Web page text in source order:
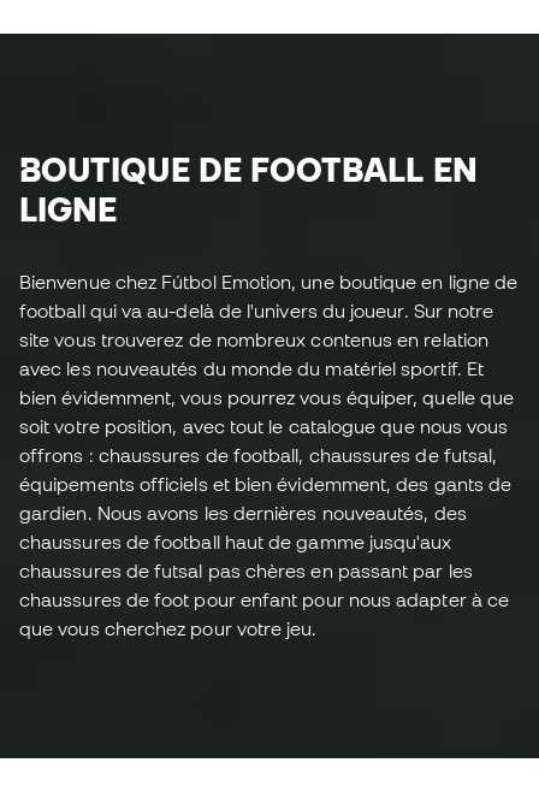
BOUTIQUE DE FOOTBALL EN
LIGNE
Bienvenue chez Fútbol Emotion, une boutique en ligne de
football qui va au-delà de l'univers du joueur. Sur notre
site vous trouverez de nombreux contenus en relation
avec les nouveautés du monde du matériel sportif. Et
bien évidemment, vous pourrez vous équiper, quelle que
soit votre position, avec tout le catalogue que nous vous
offrons : chaussures de football, chaussures de futsal,
équipements officiels et bien évidemment, des gants de
gardien. Nous avons les dernières nouveautés, des
chaussures de football haut de gamme jusqu'aux
chaussures de futsal pas chères en passant par les
chaussures de foot pour enfant pour nous adapter à ce
que vous cherchez pour votre jeu.